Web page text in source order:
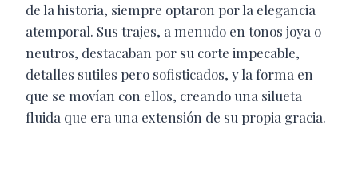
de la historia, siempre optaron por la elegancia
atemporal. Sus trajes, a menudo en tonos joya o
neutros, destacaban por su corte impecable,
detalles sutiles pero sofisticados, y la forma en
que se movían con ellos, creando una silueta
fluida que era una extensión de su propia gracia.